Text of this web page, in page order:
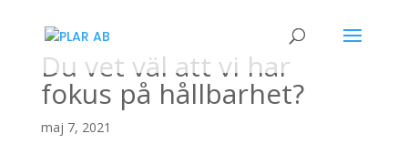
Du vet väl att vi har
fokus på hållbarhet?
maj 7, 2021